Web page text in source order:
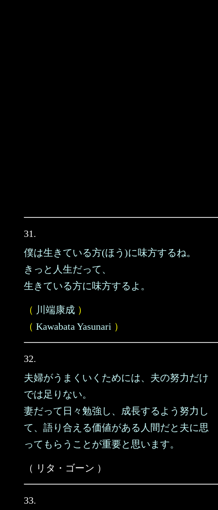
31.
僕は生きている方(ほう)に味方するね。
きっと人生だって、
生きている方に味方するよ。
（ 川端康成 ）
（ Kawabata Yasunari ）
32.
夫婦がうまくいくためには、夫の努力だけ
では足りない。
妻だって日々勉強し、成長するよう努力し
て、語り合える価値がある人間だと夫に思
ってもらうことが重要と思います。
（ リタ・ゴーン ）
33.